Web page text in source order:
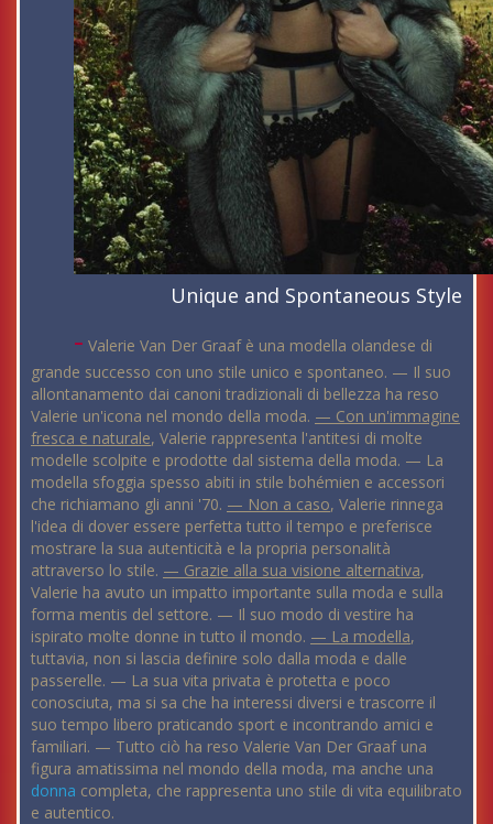
Unique and Spontaneous Style
- Valerie Van Der Graaf è una modella olandese di
grande successo con uno stile unico e spontaneo. — Il suo
allontanamento dai canoni tradizionali di bellezza ha reso
Valerie un'icona nel mondo della moda. — Con un'immagine
fresca e naturale, Valerie rappresenta l'antitesi di molte
modelle scolpite e prodotte dal sistema della moda. — La
modella sfoggia spesso abiti in stile bohémien e accessori
che richiamano gli anni '70. — Non a caso, Valerie rinnega
l'idea di dover essere perfetta tutto il tempo e preferisce
mostrare la sua autenticità e la propria personalità
attraverso lo stile. — Grazie alla sua visione alternativa,
Valerie ha avuto un impatto importante sulla moda e sulla
forma mentis del settore. — Il suo modo di vestire ha
ispirato molte donne in tutto il mondo. — La modella,
tuttavia, non si lascia definire solo dalla moda e dalle
passerelle. — La sua vita privata è protetta e poco
conosciuta, ma si sa che ha interessi diversi e trascorre il
suo tempo libero praticando sport e incontrando amici e
familiari. — Tutto ciò ha reso Valerie Van Der Graaf una
figura amatissima nel mondo della moda, ma anche una
donna completa, che rappresenta uno stile di vita equilibrato
e autentico.